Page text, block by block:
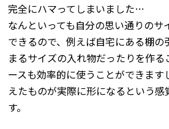
完全にハマってしまいました…
なんといっても自分の思い通りのサ
できるので、例えば自宅にある棚の
まるサイズの入れ物だったりを作
ースも効率的に使うことができます
えたものが実際に形になるという
す。